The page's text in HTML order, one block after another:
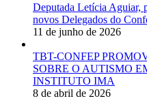
Deputada Letícia Aguiar,
novos Delegados do
11 de junho de 2026
TBT-CONFEP
SOBRE O AUTISMO
INSTITUTO IMA
8 de abril de 2026